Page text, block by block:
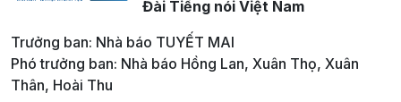
Đài Tiếng nói Việt Nam
Trưởng ban: Nhà báo TUYẾT MAI
Phó trưởng ban: Nhà báo Hồng Lan, Xuân Thọ, Xuân
Thân, Hoài Thu